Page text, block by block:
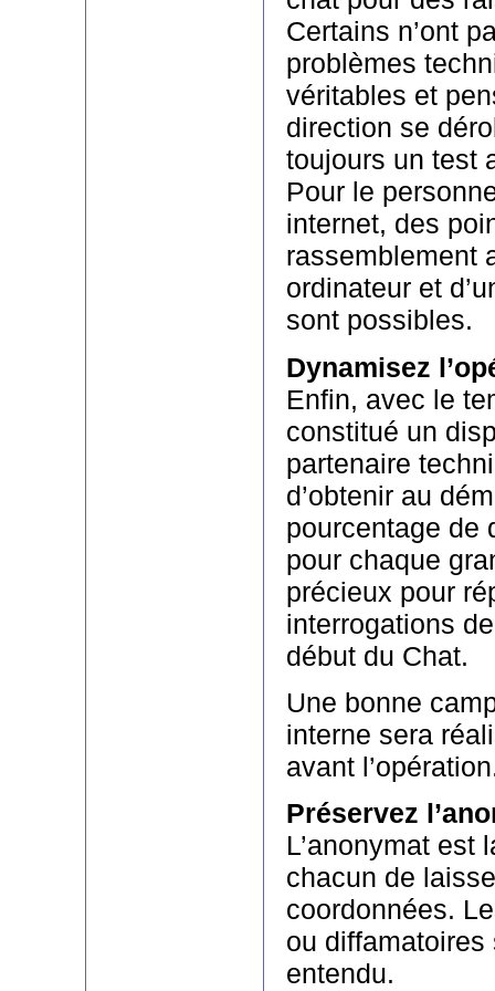
Certains n’ont
problèmes
véritables et
direction se
toujours un test
Pour le
internet, des
rassemblement
ordinateur et
sont possibles.
Dynamisez
Enfin, avec le
constitué un
partenaire
d’obtenir au
pourcentage de
pour chaque
précieux pour
interrogations
début du Chat.
Une bonne
interne sera
avant
Préservez
L’anonymat est
chacun de
coordonnées.
ou
entendu.